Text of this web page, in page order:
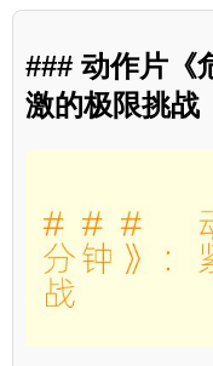
### 动作片《
激的极限挑战